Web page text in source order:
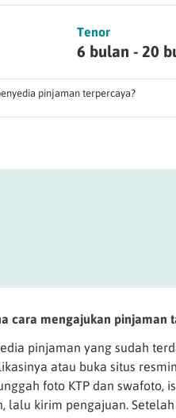
Tenor
6 bulan - 20
pinjaman terpercaya?
cara mengajukan pinjaman
pinjaman yang sudah
atau buka situs
foto KTP dan swafoto,
lalu kirim pengajuan.